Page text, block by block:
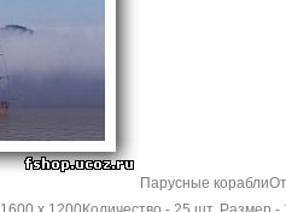
Парусные корабли